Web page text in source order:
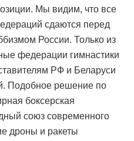
Мы видим, что все
сдаются перед
России. Только из
федерации гимнастики
РФ и Беларуси
Подобное решение по
боксерская
союз современного
дроны и ракеты